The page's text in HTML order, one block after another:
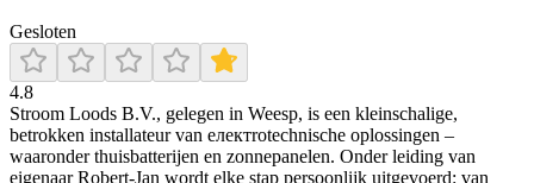
Gesloten
4.8
Stroom Loods B.V., gelegen in Weesp, is een kleinschalige,
betrokken installateur van електrotechnische oplossingen –
waaronder thuisbatterijen en zonnepanelen. Onder leiding van
eigenaar Robert‑Jan wordt elke stap persoonlijk uitgevoerd: van